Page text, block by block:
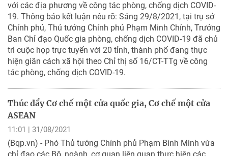
với các địa phương về công tác phòng, chống dịch COVID-
19. Thông báo kết luận nêu rõ: Sáng 29/8/2021, tại trụ sở
Chính phủ, Thủ tướng Chính phủ Phạm Minh Chính, Trưởng
Ban Chỉ đạo Quốc gia phòng, chống dịch COVID-19 đã chủ
trì cuộc họp trực tuyến với 20 tỉnh, thành phố đang thực
hiện giãn cách xã hội theo Chỉ thị số 16/CT-TTg về công
tác phòng, chống dịch COVID-19.
Thúc đẩy Cơ chế một cửa quốc gia, Cơ chế một cửa
ASEAN
11:01 | 31/08/2021
(Bqp.vn) - Phó Thủ tướng Chính phủ Phạm Bình Minh vừa